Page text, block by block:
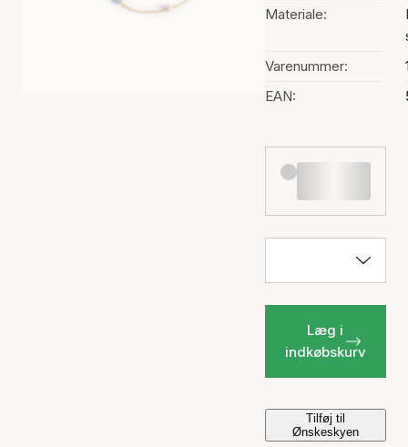
Materiale:
Varenummer:
EAN:
Læg i
indkøbskurv
Tilføj til
Ønskeskyen